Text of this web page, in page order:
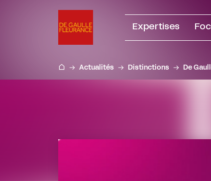
Expertises
Actualités Distinctions De